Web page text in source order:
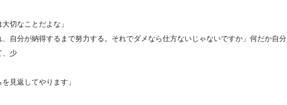
切なことだよな」
、自分が納得するまで努力する。それでダメなら仕方ないじゃないですか」何だか自分
、少
見返してやります」